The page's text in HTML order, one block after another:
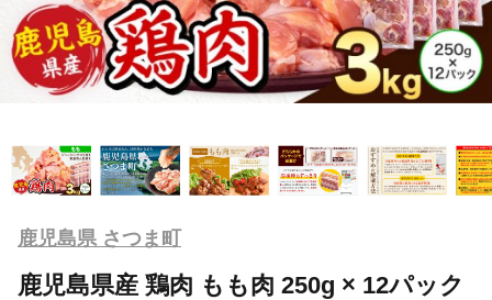
鹿児島県 さつま町
鹿児島県産 鶏肉 もも肉 250g × 12パック